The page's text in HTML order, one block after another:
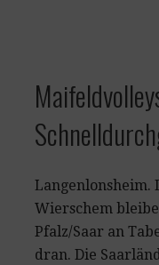
Langenlonsheim.
Wierschem
Pfalz/Saar an
dran. Die